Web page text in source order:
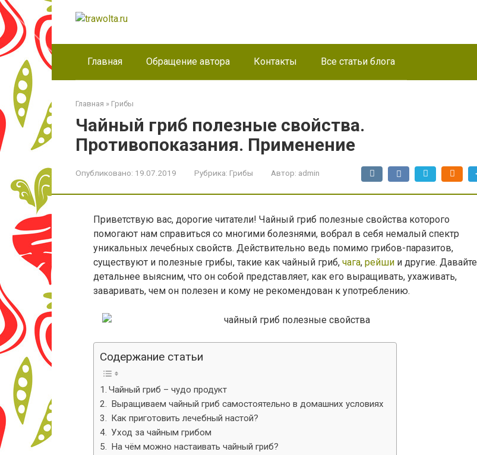
Перейти
к
контенту
Главная Обращение автора Контакты Все статьи блога
Главная » Грибы
Чайный гриб полезные свойства.
Противопоказания. Применение
Опубликовано: 19.07.2019 Рубрика: Грибы Автор: admin
Приветствую вас, дорогие читатели! Чайный гриб полезные свойства которого
помогают нам справиться со многими болезнями, вобрал в себя немалый спектр
уникальных лечебных свойств. Действительно ведь помимо грибов-паразитов,
существуют и полезные грибы, такие как чайный гриб, чага, рейши и другие. Давайте
детальнее выясним, что он собой представляет, как его выращивать, ухаживать,
заваривать, чем он полезен и кому не рекомендован к употреблению.
Содержание статьи
Чайный гриб – чудо продукт
Выращиваем чайный гриб самостоятельно в домашних условиях
Как приготовить лечебный настой?
Уход за чайным грибом
На чём можно настаивать чайный гриб?